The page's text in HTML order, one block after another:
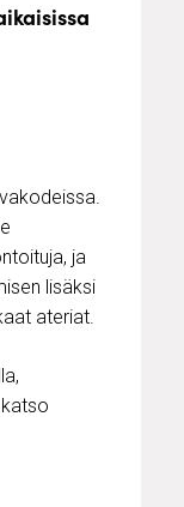
ja
lisäksi
ateriat.